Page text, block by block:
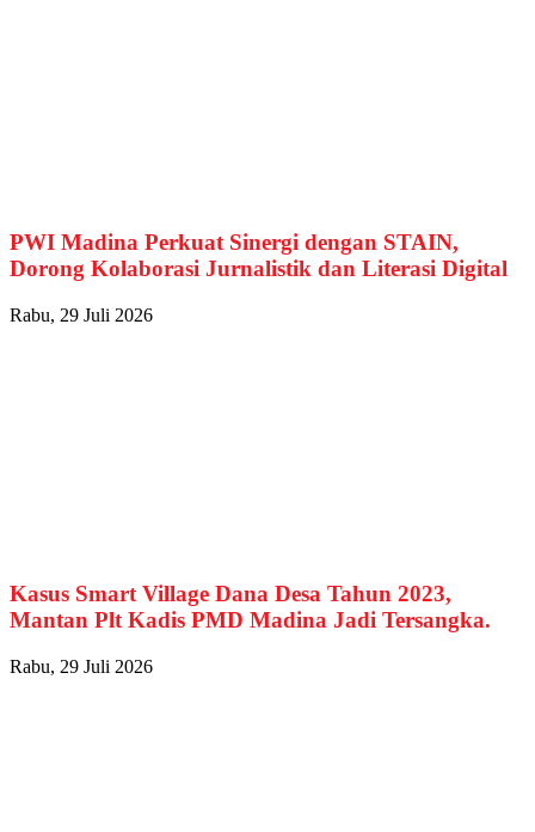
PWI Madina Perkuat Sinergi dengan STAIN,
Dorong Kolaborasi Jurnalistik dan Literasi Digital
Rabu, 29 Juli 2026
Kasus Smart Village Dana Desa Tahun 2023,
Mantan Plt Kadis PMD Madina Jadi Tersangka.
Rabu, 29 Juli 2026